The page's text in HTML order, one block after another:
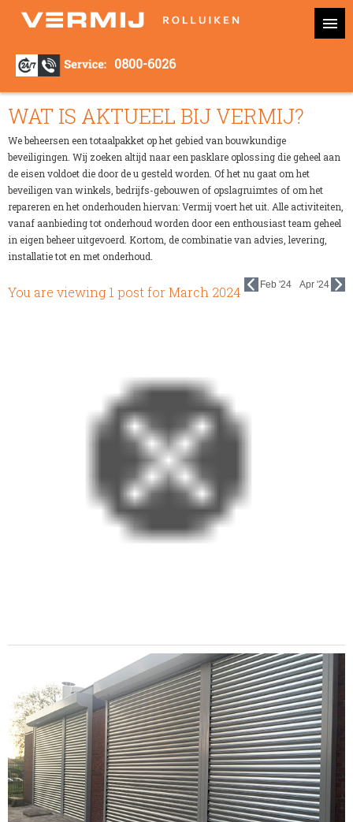
0800-6026
WAT IS AKTUEEL BIJ VERMIJ?
We beheersen een totaalpakket op het gebied van bouwkundige
beveiligingen. Wij zoeken altijd naar een pasklare oplossing die geheel aan
de eisen voldoet die door de u gesteld worden. Of het nu gaat om het
beveiligen van winkels, bedrijfs-gebouwen of opslagruimtes of om het
repareren en het onderhouden hiervan: Vermij voert het uit. Alle activiteiten,
vanaf aanbieding tot onderhoud worden door een enthousiast team geheel
in eigen beheer uitgevoerd. Kortom, de combinatie van advies, levering,
installatie tot en met onderhoud.
Feb '24 Apr '24
You are viewing 1 post forMarch 2024